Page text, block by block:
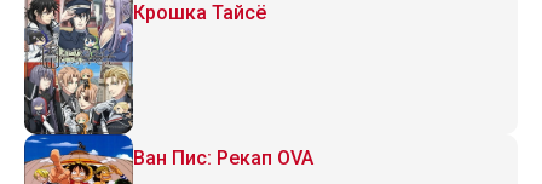
Крошка Тайсё
Ван Пис: Рекап OVA